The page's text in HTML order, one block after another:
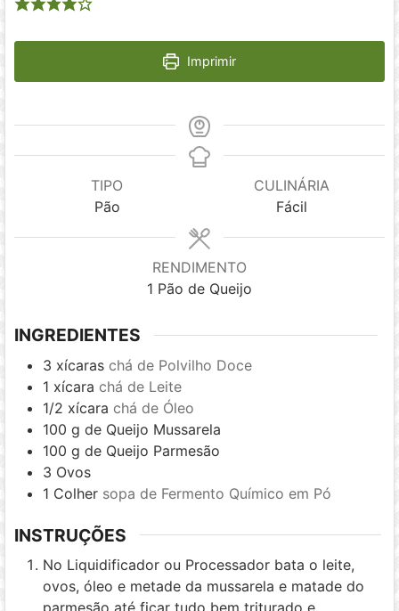
Imprimir
TIPO
Pão
CULINÁRIA
Fácil
RENDIMENTO
1 Pão de Queijo
INGREDIENTES
3 xícaras chá de Polvilho Doce
1 xícara chá de Leite
1/2 xícara chá de Óleo
100 g de Queijo Mussarela
100 g de Queijo Parmesão
3 Ovos
1 Colher sopa de Fermento Químico em Pó
INSTRUÇÕES
No Liquidificador ou Processador bata o leite,
ovos, óleo e metade da mussarela e matade do